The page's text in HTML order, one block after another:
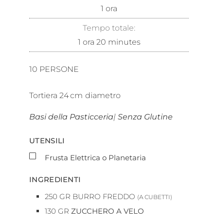
1 ora
Tempo totale:
1 ora 20 minutes
10 PERSONE
Tortiera 24cm diametro
Basi della Pasticceria| Senza Glutine
UTENSILI
▢
Frusta Elettrica o Planetaria
INGREDIENTI
250 GR BURRO FREDDO (A CUBETTI)
130 GR ZUCCHERO A VELO